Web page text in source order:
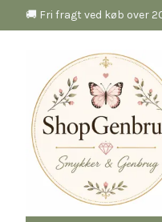
🚚 Fri fragt ved køb over